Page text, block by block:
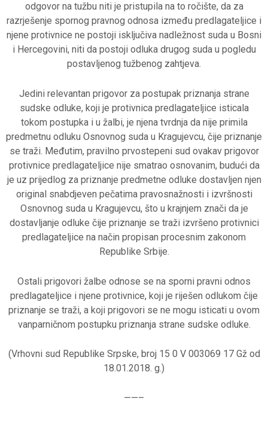
odgovor na tužbu niti je pristupila na to ročište, da za
razrješenje spornog pravnog odnosa između predlagateljice i
njene protivnice ne postoji isključiva nadležnost suda u Bosni
i Hercegovini, niti da postoji odluka drugog suda u pogledu
postavljenog tužbenog zahtjeva.
Jedini relevantan prigovor za postupak priznanja strane
sudske odluke, koji je protivnica predlagateljice isticala
tokom postupka i u žalbi, je njena tvrdnja da nije primila
predmetnu odluku Osnovnog suda u Kragujevcu, čije priznanje
se traži. Međutim, pravilno prvostepeni sud ovakav prigovor
protivnice predlagateljice nije smatrao osnovanim, budući da
je uz prijedlog za priznanje predmetne odluke dostavljen njen
original snabdjeven pečatima pravosnažnosti i izvršnosti
Osnovnog suda u Kragujevcu, što u krajnjem znači da je
dostavljanje odluke čije priznanje se traži izvršeno protivnici
predlagateljice na način propisan procesnim zakonom
Republike Srbije.
Ostali prigovori žalbe odnose se na sporni pravni odnos
predlagateljice i njene protivnice, koji je riješen odlukom čije
priznanje se traži, a koji prigovori se ne mogu isticati u ovom
vanparničnom postupku priznanja strane sudske odluke.
(Vrhovni sud Republike Srpske, broj 15 0 V 003069 17 Gž od
18.01.2018. g.)
——–